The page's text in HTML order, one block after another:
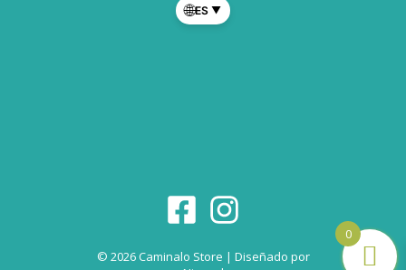
🌐ES ▼
© 2026 Caminalo Store | Diseñado por
0